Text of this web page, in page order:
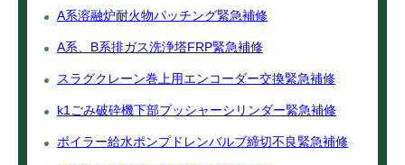
A系溶融炉耐火物パッチング緊急補修
A系、B系排ガス洗浄塔FRP緊急補修
スラグクレーン巻上用エンコーダー交換緊急補修
k1ごみ破砕機下部プッシャーシリンダー緊急補修
ボイラー給水ポンプドレンバルブ締切不良緊急補修